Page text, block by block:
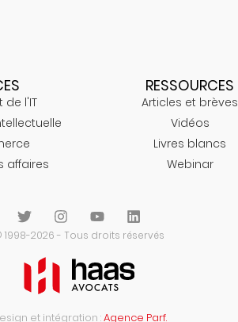
l'IT
affaires
RESSOURCES
Articles et brèves
Vidéos
Livres blancs
Webinar
1998-2026 - Tous droits réservés
et intégration :Agence Parf.